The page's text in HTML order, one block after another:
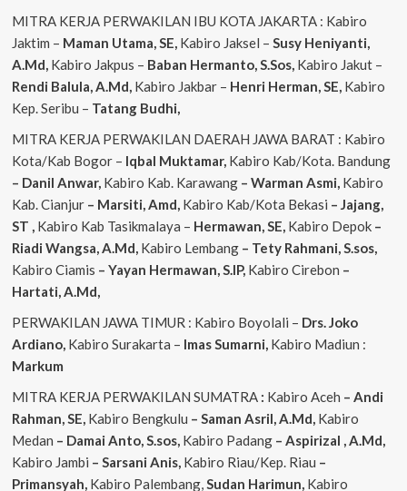
MITRA KERJA PERWAKILAN IBU KOTA JAKARTA : Kabiro
Jaktim – Maman Utama, SE, Kabiro Jaksel – Susy Heniyanti,
A.Md, Kabiro Jakpus – Baban Hermanto, S.Sos, Kabiro Jakut –
Rendi Balula, A.Md, Kabiro Jakbar – Henri Herman, SE, Kabiro
Kep. Seribu – Tatang Budhi,
MITRA KERJA PERWAKILAN DAERAH JAWA BARAT : Kabiro
Kota/Kab Bogor – Iqbal Muktamar, Kabiro Kab/Kota. Bandung
– Danil Anwar, Kabiro Kab. Karawang – Warman Asmi, Kabiro
Kab. Cianjur– Marsiti, Amd, Kabiro Kab/Kota Bekasi – Jajang,
ST , Kabiro Kab Tasikmalaya – Hermawan, SE, Kabiro Depok–
Riadi Wangsa, A.Md, Kabiro Lembang– Tety Rahmani, S.sos,
Kabiro Ciamis – Yayan Hermawan, S.IP, Kabiro Cirebon –
Hartati, A.Md,
PERWAKILAN JAWA TIMUR : Kabiro Boyolali – Drs. Joko
Ardiano, Kabiro Surakarta – ImasSumarni, Kabiro Madiun :
Markum
MITRA KERJA PERWAKILAN SUMATRA : Kabiro Aceh – Andi
Rahman, SE, Kabiro Bengkulu – Saman Asril, A.Md, Kabiro
Medan – Damai Anto, S.sos, Kabiro Padang– Aspirizal , A.Md,
Kabiro Jambi – Sarsani Anis, Kabiro Riau/Kep. Riau –
Primansyah, Kabiro Palembang,Sudan Harimun, Kabiro